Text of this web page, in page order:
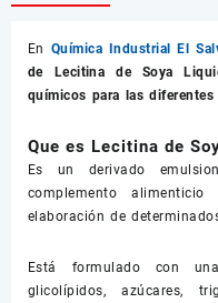
En Química Industrial El
de
Lecitina de Soya
químicos para las
Que es Lecitina de
Es un derivado
complemento
elaboración de
Está formulado con
glicolípidos, azúcares,